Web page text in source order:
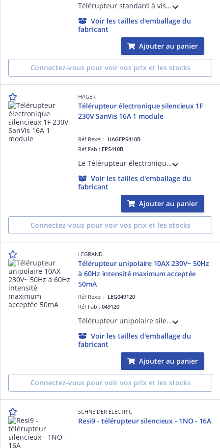
Télérupteur standard à vis 230V~- 2P - 250V~~ - 16A - 2F - 1 module
Voir les tailles d'emballage du
fabricant
Ajouter au panier
Connectez-vous pour voir vos prix et les stocks
HAGER
Télérupteur électronique silencieux 1F
230V SanVis 16A 1 module
Réf Rexel : HAGEPS410B
Réf Fab : EPS410B
Le Télérupteur électronique silencieux 1F 230V SanVis 16A 1 module Hager permet de contrôler efficacement une charge à partir de plusieurs points de commande. Sa conception fiable garantit une installation facile et durable.
Voir les tailles d'emballage du
fabricant
Ajouter au panier
Connectez-vous pour voir vos prix et les stocks
LEGRAND
Télérupteur unipolaire 10AX 230V~ 50Hz
à 60Hz intensité maximum acceptée
50mA
Réf Rexel : LEG049120
Réf Fab :049120
Télérupteur unipolaire silencieux 10AX 230V~ 50Hz à 60Hz IP20 IK04 minimum 7W/maximum 2300W - avec bornes automatiques pour fils souples ou rigides - compatible avec voyants à LED, ballasts électroniques et lampes fluocompactes
Voir les tailles d'emballage du
fabricant
Ajouter au panier
Connectez-vous pour voir vos prix et les stocks
SCHNEIDER ELECTRIC
Resi9 - télérupteur silencieux - 1NO - 16A